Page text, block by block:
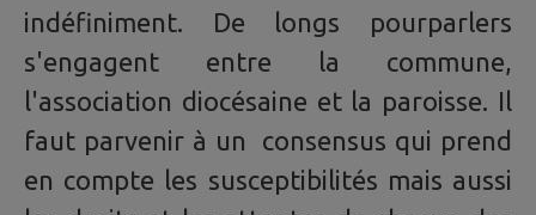
indéfiniment. De longs pourparlers
s'engagent entre la commune,
l'association diocésaine et la paroisse. Il
faut parvenir à un consensus qui prend
en compte les susceptibilités mais aussi